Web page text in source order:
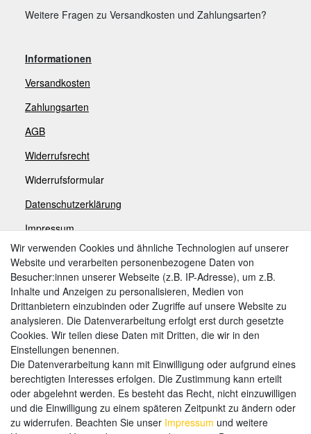
Weitere Fragen zu Versandkosten und Zahlungsarten?
Informationen
Versandkosten
Zahlungsarten
AGB
Widerrufsrecht
Widerrufsformular
Datenschutzerklärung
Impressum
Zahlungsarten
Weitere Zahlungsarten:
Kauf auf Rechnung
Vorkasse
Hier sind wir
Wir verwenden Cookies und ähnliche Technologien auf unserer
Website und verarbeiten personenbezogene Daten von
Besucher:innen unserer Webseite (z.B. IP-Adresse), um z.B.
Inhalte und Anzeigen zu personalisieren, Medien von
Drittanbietern einzubinden oder Zugriffe auf unsere Website zu
analysieren. Die Datenverarbeitung erfolgt erst durch gesetzte
Cookies. Wir teilen diese Daten mit Dritten, die wir in den
Einstellungen benennen.
Die Datenverarbeitung kann mit Einwilligung oder aufgrund eines
berechtigten Interesses erfolgen. Die Zustimmung kann erteilt
oder abgelehnt werden. Es besteht das Recht, nicht einzuwilligen
und die Einwilligung zu einem späteren Zeitpunkt zu ändern oder
zu widerrufen. Beachten Sie unser Impressum und weitere